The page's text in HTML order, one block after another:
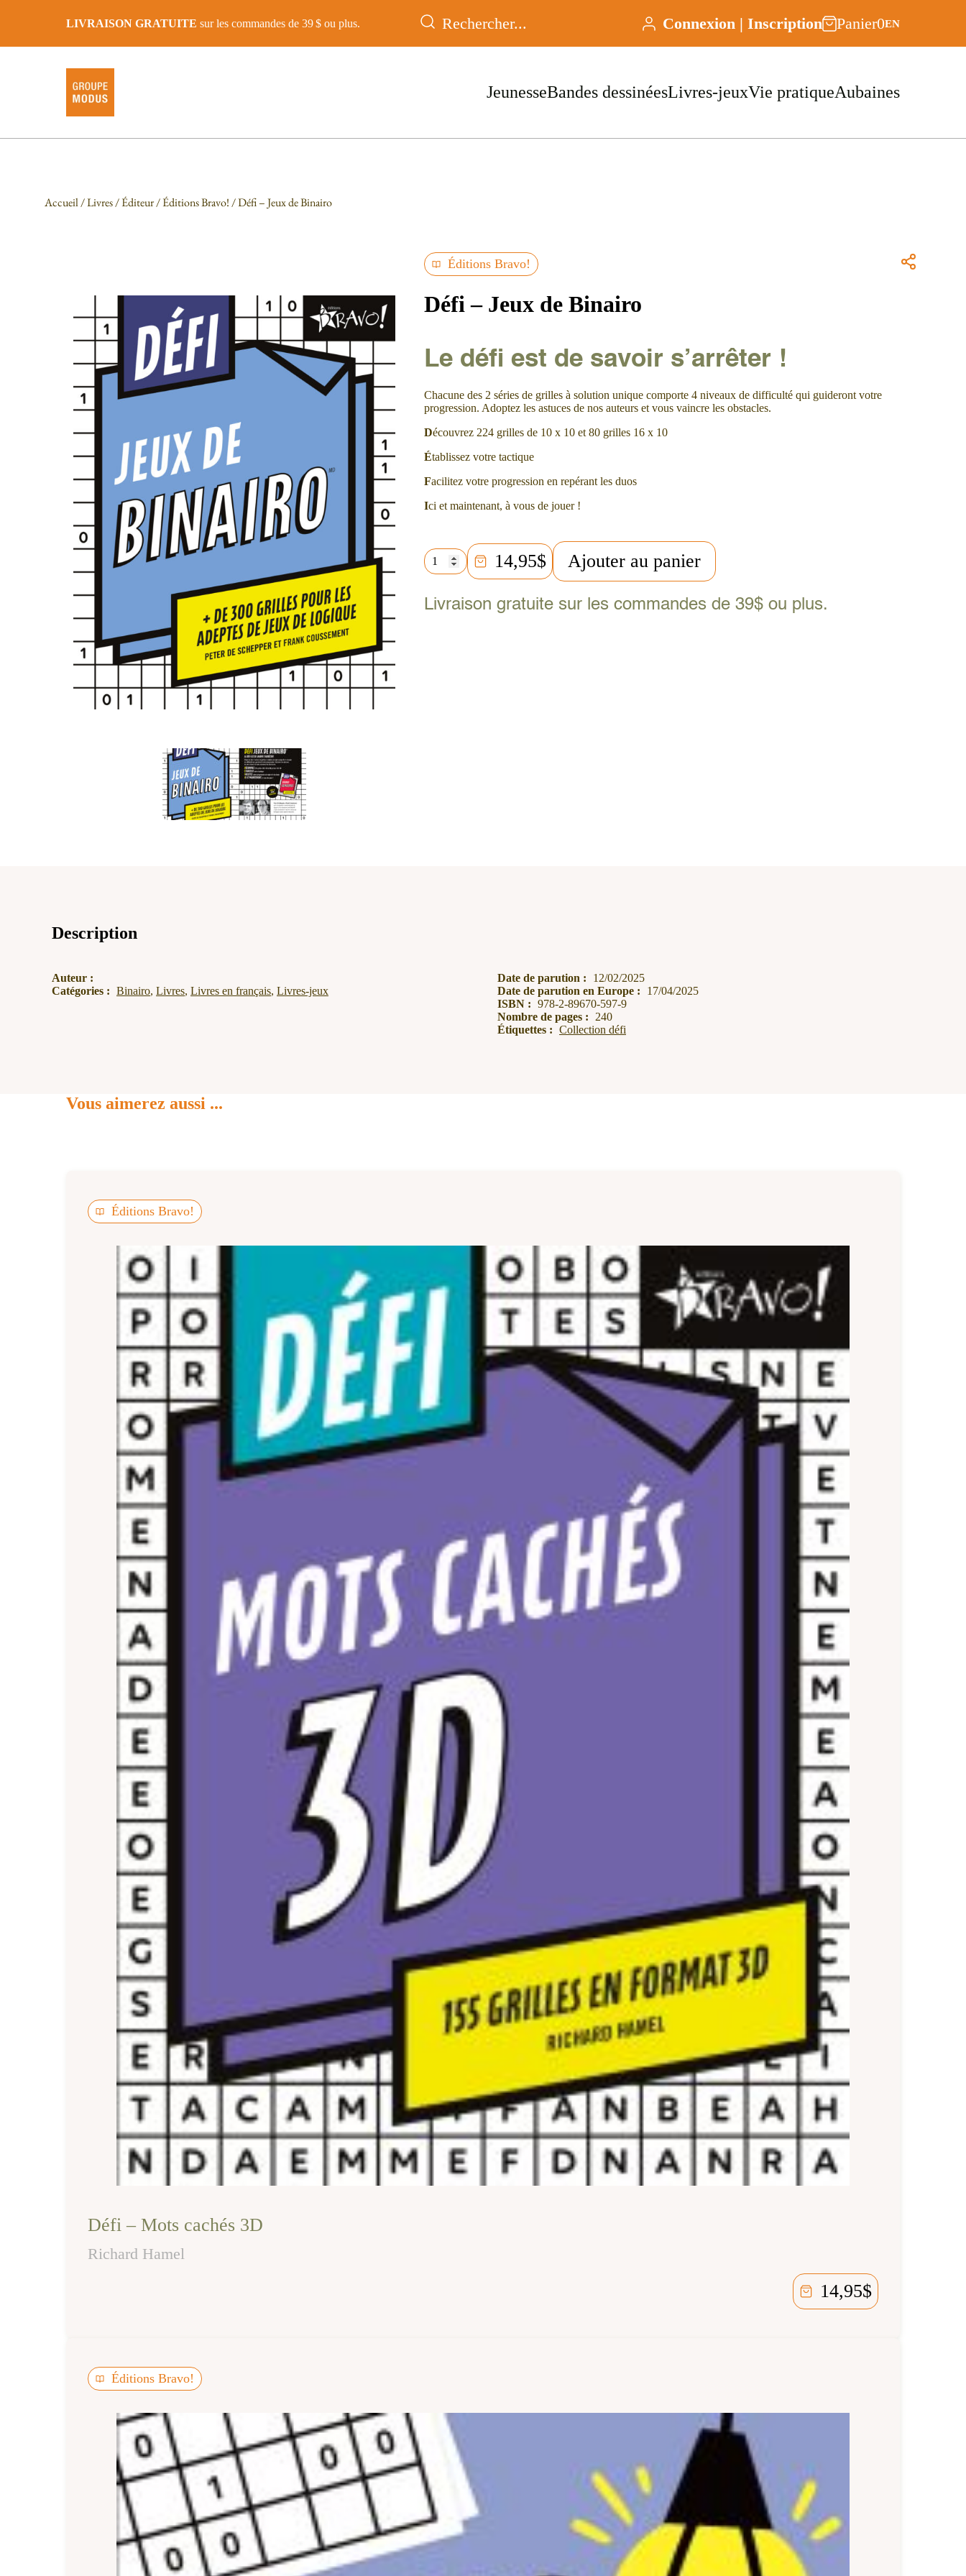
LIVRAISON GRATUITE sur les commandes de 39 $ ou plus. Connexion | Inscription Panier0EN
JeunesseBandes dessinéesLivres-jeuxVie pratiqueAubaines
Accueil/Livres/Éditeur/Éditions Bravo!/ Défi – Jeux de Binairo
Éditions Bravo!
Défi – Jeux de Binairo
Le défi est de savoir s’arrêter !
Chacune des 2 séries de grilles à solution unique comporte 4 niveaux de difficulté qui guideront votre
progression. Adoptez les astuces de nos auteurs et vous vaincre les obstacles.
Découvrez 224 grilles de 10 x 10 et 80 grilles 16 x 10
Établissez votre tactique
Facilitez votre progression en repérant les duos
Ici et maintenant, à vous de jouer !
quantité
de
Jeux
14,95$ Ajouter au panier
Livraison gratuite sur les commandes de 39$ ou plus.
Description
Auteur : Date de parution :
12/02/2025
Date de parution en Europe :
17/04/2025
ISBN : 978-2-89670-597-9
Nombre de pages : 240
Catégories : Binairo, Livres, Livres en français, Livres-jeux
Étiquettes : Collection défi
Vous aimerez aussi ...
Éditions Bravo!
Défi – Mots cachés 3D
Richard Hamel
14,95$
Éditions Bravo!